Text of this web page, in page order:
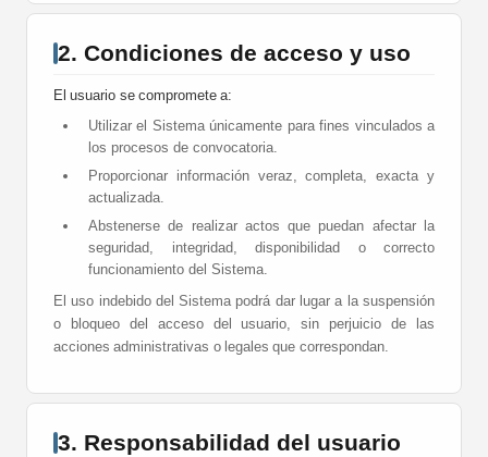
2. Condiciones de acceso y uso
El usuario se compromete a:
Utilizar el Sistema únicamente para fines vinculados a
los procesos de convocatoria.
Proporcionar información veraz, completa, exacta y
actualizada.
Abstenerse de realizar actos que puedan afectar la
seguridad, integridad, disponibilidad o correcto
funcionamiento del Sistema.
El uso indebido del Sistema podrá dar lugar a la suspensión
o bloqueo del acceso del usuario, sin perjuicio de las
acciones administrativas o legales que correspondan.
3. Responsabilidad del usuario